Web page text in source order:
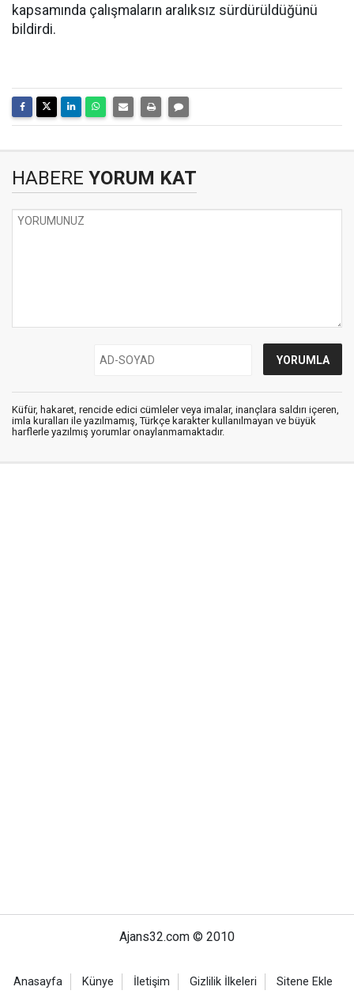
kapsamında çalışmaların aralıksız sürdürüldüğünü
bildirdi.
HABERE YORUM KAT
Küfür, hakaret, rencide edici cümleler veya imalar, inançlara saldırı içeren,
imla kuralları ile yazılmamış, Türkçe karakter kullanılmayan ve büyük
harflerle yazılmış yorumlar onaylanmamaktadır.
Ajans32.com © 2010
Anasayfa Künye İletişim Gizlilik İlkeleri Sitene Ekle